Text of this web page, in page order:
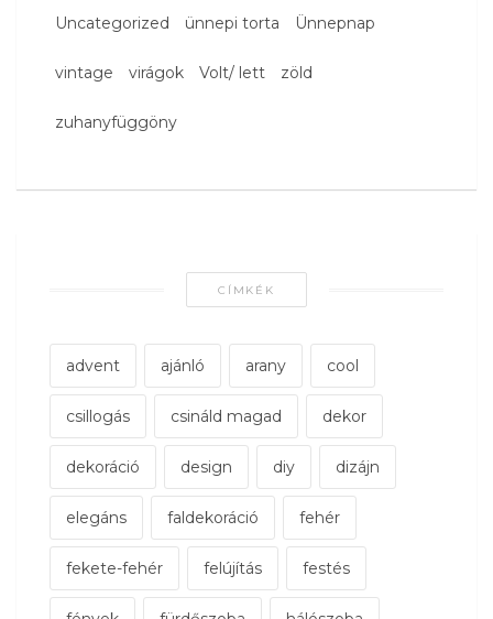
Uncategorized ünnepi torta Ünnepnap
vintage virágok Volt/ lett zöld
zuhanyfüggöny
CÍMKÉK
advent ajánló arany cool
csillogás csináld magad dekor
dekoráció design diy dizájn
elegáns faldekoráció fehér
fekete-fehér felújítás festés